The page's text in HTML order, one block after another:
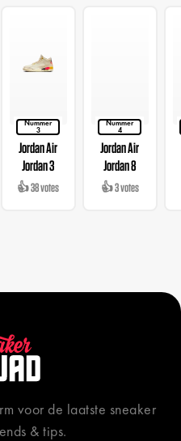
Nummer
3
Jordan Air
Jordan 3
👍 38 votes
Nummer
4
Jordan Air
Jordan 8
👍 3 votes
voor de laatste sneaker
& tips.